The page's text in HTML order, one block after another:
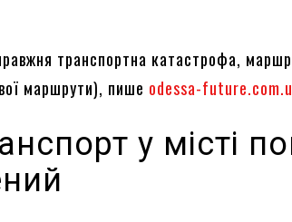
транспортна катастрофа,
маршрути), пише odessa-
у місті